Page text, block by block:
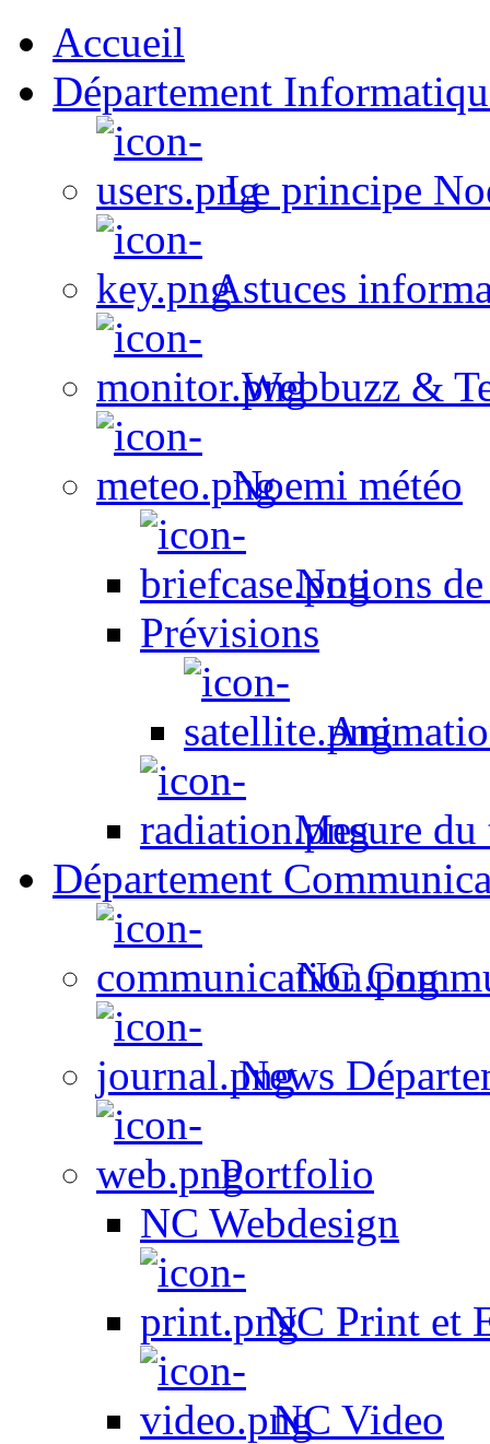
Accueil
Département
Le principe
Astuces
Webbuzz &
Noemi météo
Notions
Prévisions
Mesure du
Département
NC
News
Portfolio
NC Webdesign
NC Print et
NC Video